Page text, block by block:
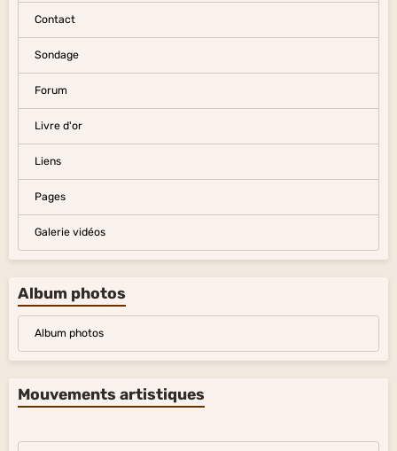
Contact
Sondage
Forum
Livre d'or
Liens
Pages
Galerie vidéos
Album photos
Album photos
Mouvements artistiques